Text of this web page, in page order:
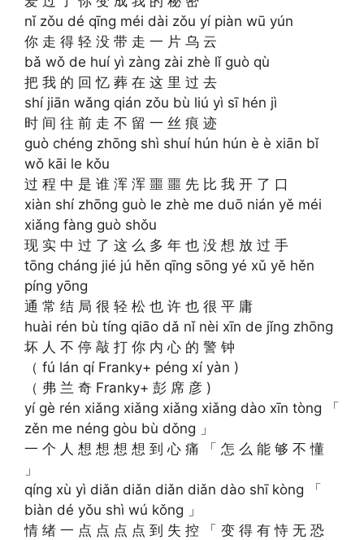
nǐ zǒu dé qīng méi dài zǒu yí piàn wū yún
你 走 得 轻 没 带 走 一 片 乌 云
bǎ wǒ de huí yì zàng zài zhè lǐ guò qù
把 我 的 回 忆 葬 在 这 里 过 去
shí jiān wǎng qián zǒu bù liú yì sī hén jì
时 间 往 前 走 不 留 一 丝 痕 迹
guò chéng zhōng shì shuí hún hún è è xiān bǐ
wǒ kāi le kǒu
过 程 中 是 谁 浑 浑 噩 噩 先 比 我 开 了 口
xiàn shí zhōng guò le zhè me duō nián yě méi
xiǎng fàng guò shǒu
现 实 中 过 了 这 么 多 年 也 没 想 放 过 手
tōng cháng jié jú hěn qīng sōng yé xǔ yě hěn
píng yōng
通 常 结 局 很 轻 松 也 许 也 很 平 庸
huài rén bù tíng qiāo dǎ nǐ nèi xīn de jǐng zhōng
坏 人 不 停 敲 打 你 内 心 的 警 钟
（ fú lán qí Franky+ péng xí yàn )
（ 弗 兰 奇 Franky+ 彭 席 彦 )
yí gè rén xiǎng xiǎng xiǎng xiǎng dào xīn tòng 「
zěn me néng gòu bù dǒng 」
一 个 人 想 想 想 想 到 心 痛 「 怎 么 能 够 不 懂
」
qíng xù yì diǎn diǎn diǎn diǎn dào shī kòng 「
biàn dé yǒu shì wú kǒng 」
情 绪 一 点 点 点 点 到 失 控 「 变 得 有 恃 无 恐